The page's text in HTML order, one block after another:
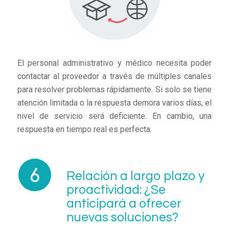
El personal administrativo y médico necesita poder
contactar al proveedor a través de múltiples canales
para resolver problemas rápidamente. Si solo se tiene
atención limitada o la respuesta demora varios días, el
nivel de servicio será deficiente. En cambio, una
respuesta en tiempo real es perfecta.
Relación a largo plazo y
proactividad: ¿Se
anticipará a ofrecer
nuevas soluciones?